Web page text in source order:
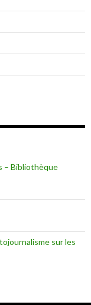
– Bibliothèque
sur les